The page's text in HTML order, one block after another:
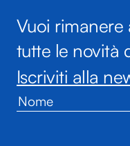
Vuoi rimanere
tutte le novità
Iscriviti alla